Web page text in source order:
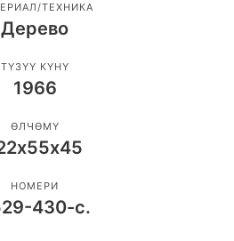
ТЕХНИКА
Дерево
ТҮЗҮҮ КҮНҮ
1966
ӨЛЧӨМҮ
НОМЕРИ
430-с.